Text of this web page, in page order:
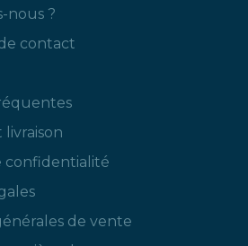
nous ?
contact
livraison
confidentialité
de vente